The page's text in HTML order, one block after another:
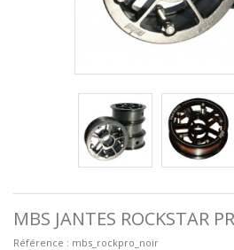
MBS JANTES ROCKSTAR
Référence : mbs_rockpro_noir